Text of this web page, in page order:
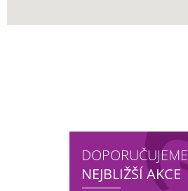
DOPORUČUJEME
NEJBLIŽŠÍ AKCE